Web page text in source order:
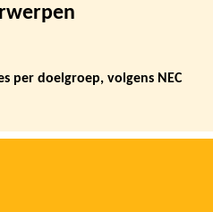
per doelgroep, volgens NEC